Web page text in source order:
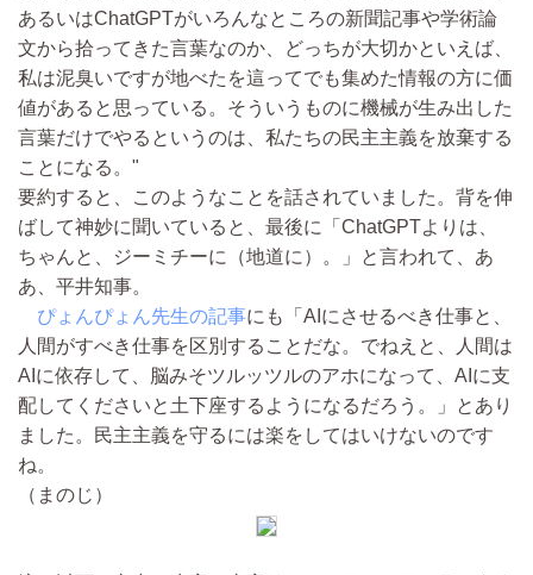
あるいはChatGPTがいろんなところの新聞記事や学術論
文から拾ってきた言葉なのか、どっちが大切かといえば、
私は泥臭いですが地べたを這ってでも集めた情報の方に価
値があると思っている。そういうものに機械が生み出した
言葉だけでやるというのは、私たちの民主主義を放棄する
ことになる。"
要約すると、このようなことを話されていました。背を伸
ばして神妙に聞いていると、最後に「ChatGPTよりは、
ちゃんと、ジーミチーに（地道に）。」と言われて、あ
あ、平井知事。
ぴょんぴょん先生の記事にも「AIにさせるべき仕事と、
人間がすべき仕事を区別することだな。でねえと、人間は
AIに依存して、脳みそツルッツルのアホになって、AIに支
配してくださいと土下座するようになるだろう。」とあり
ました。民主主義を守るには楽をしてはいけないのです
ね。
（まのじ）